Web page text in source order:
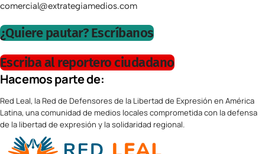
comercial@extrategiamedios.com
¿Quiere pautar? Escríbanos
Escriba al reportero ciudadano
Hacemos parte de:
Red Leal, la Red de Defensores de la Libertad de Expresión en América
Latina, una comunidad de medios locales comprometida con la defensa
de la libertad de expresión y la solidaridad regional.